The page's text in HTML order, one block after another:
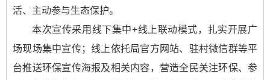
活、主动参与生态保护。
本次宣传采用线下集中+线上联动模式，扎实开展广
场现场集中宣传；线上依托局官方网站、驻村微信群等平
台推送环保宣传海报及相关内容，营造全民关注环保、参